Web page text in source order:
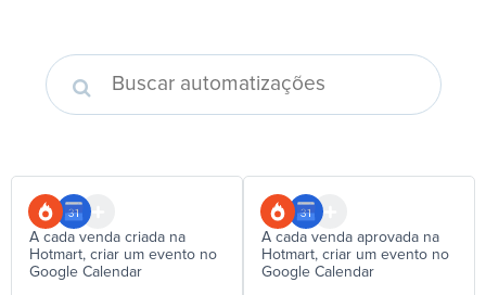
A cada venda criada na
Hotmart, criar um evento no
Google Calendar
A cada venda aprovada na
Hotmart, criar um evento no
Google Calendar